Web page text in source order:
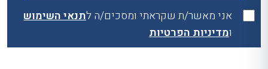
אני מאשר/ת שקראתי ומסכים/ה לתנאי השימוש
ומדיניות הפרטיות